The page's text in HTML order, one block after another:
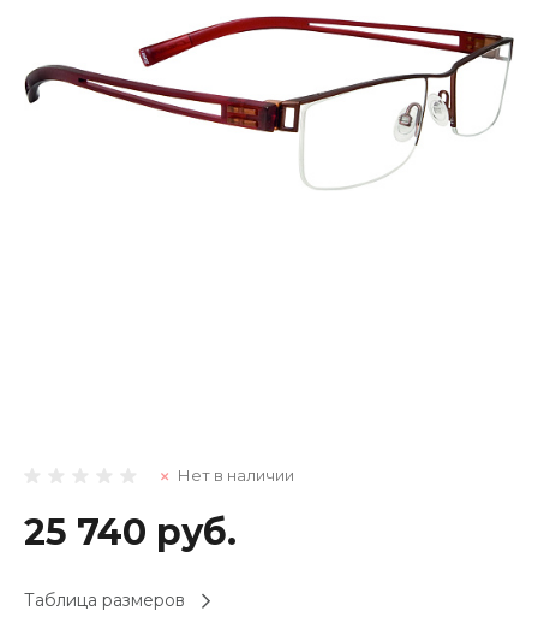
Нет в наличии
25 740 руб.
Таблица размеров